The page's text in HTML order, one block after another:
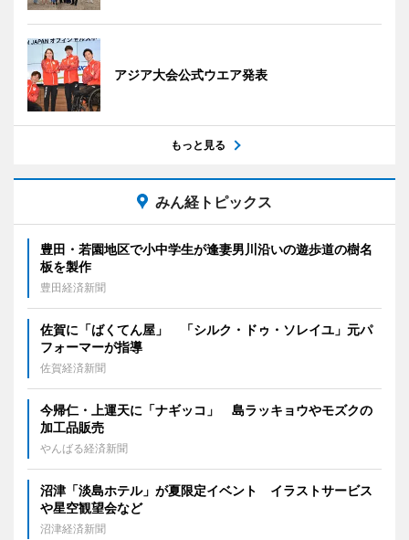
アジア大会公式ウエア発表
もっと見る
みん経トピックス
豊田・若園地区で小中学生が逢妻男川沿いの遊歩道の樹名
板を製作
豊田経済新聞
佐賀に「ばくてん屋」 「シルク・ドゥ・ソレイユ」元パ
フォーマーが指導
佐賀経済新聞
今帰仁・上運天に「ナギッコ」 島ラッキョウやモズクの
加工品販売
やんばる経済新聞
沼津「淡島ホテル」が夏限定イベント イラストサービス
や星空観望会など
沼津経済新聞